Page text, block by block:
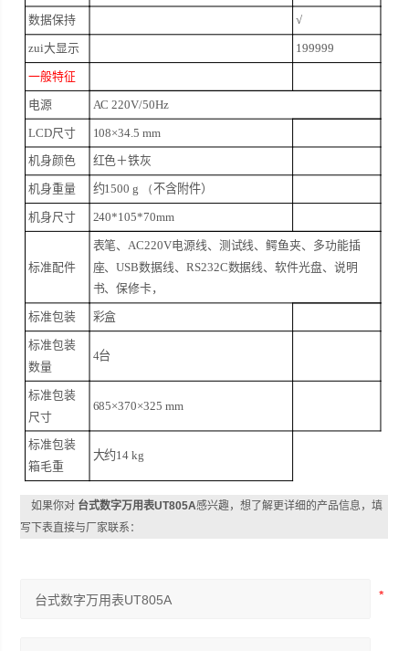
数据保持 √
zui大显示 199999
一般特征
电源 AC 220V/50Hz
LCD尺寸 108×34.5 mm
机身颜色 红色＋铁灰
机身重量 约1500 g （不含附件）
机身尺寸 240*105*70mm
标准配件
表笔、AC220V电源线、测试线、鳄鱼夹、多功能插
座、USB数据线、RS232C数据线、软件光盘、说明
书、保修卡，
标准包装 彩盒
标准包装
数量
4台
标准包装
尺寸
685×370×325 mm
标准包装
箱毛重
大约14 kg
如果你对 台式数字万用表UT805A感兴趣，想了解更详细的产品信息，填
写下表直接与厂家联系：